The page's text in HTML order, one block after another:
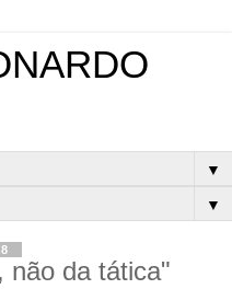
▼
▼
não da tática"